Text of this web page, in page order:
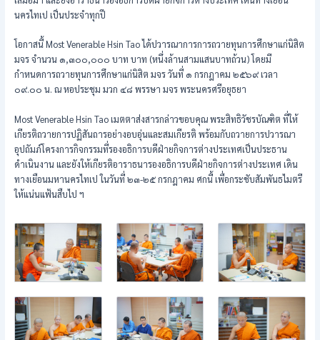
นครไทเป เป็นประจำทุกปี
โอกาสนี้ Most Venerable Hsin Tao ได้ปวารณาการการถวายทุนการศึกษาแก่นิสิต
มจร จำนวน ๑,๓๐๐,๐๐๐ บาท บาท (หนึ่งล้านสามแสนบาทถ้วน) โดยมี
กำหนดการถวายทุนการศึกษาแก่นิสิต มจร วันที่ ๑ กรกฎาคม ๒๕๖๙ เวลา
๐๙.๐๐ น. ณ หอประชุม มวก ๔๘ พรรษา มจร พระนครศรีอยุธยา
Most Venerable Hsin Tao เมตตาส่งสารกล่าวขอบคุณ พระสิทธิวัชรบัณฑิต ที่ให้
เกียรติถวายการปฏิสันถารอย่างอบอุ่นและสมเกียรติ พร้อมกับถวายการปวารณา
อุปถัมภ์โครงการกิจกรรมที่รองอธิการบดีฝ่ายกิจการต่างประเทศเป็นประธาน
ดำเนินงาน และยังให้เกียรติอาราธนารองอธิการบดีฝ่ายกิจการต่างประเทศ เดิน
ทางเยือนมหานครไทเป ในวันที่ ๒๓-๒๕ กรกฎาคม ศกนี้ เพื่อกระชับสัมพันธไมตรี
ให้แน่นแฟ้นสืบไป ฯ